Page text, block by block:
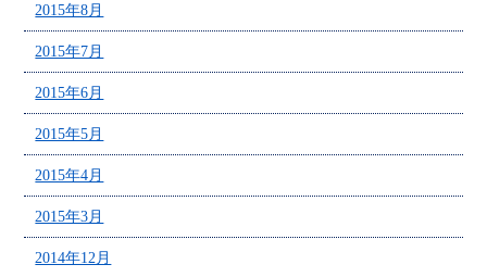
2015年8月
2015年7月
2015年6月
2015年5月
2015年4月
2015年3月
2014年12月